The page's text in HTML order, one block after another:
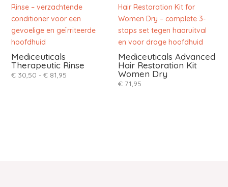
Mediceuticals
Therapeutic Rinse
€ 30,50 - € 81,95
Mediceuticals Advanced
Hair Restoration Kit
Women Dry
€ 71,95